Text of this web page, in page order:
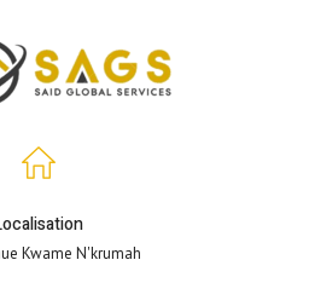
Kwame N'krumah